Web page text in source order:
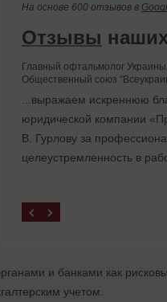
На основе 600 отзывов в
Отзывы
Главный офтальмолог
Общественный союз
...выражаем искреннюю
юридической компании
В. Гурлову за
целеустремленность в
Помогли с ликвидацией
представительства в
и банками как
учетом.